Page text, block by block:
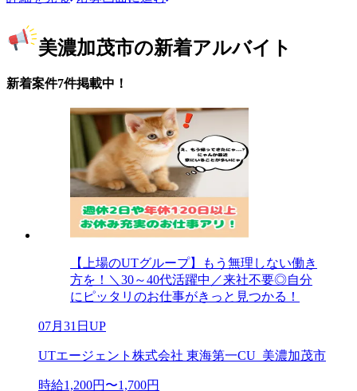
美濃加茂市の新着アルバイト
新着案件7件掲載中！
【上場のUTグループ】もう無理しない働き
方を！＼30～40代活躍中／来社不要◎自分
にピッタリのお仕事がきっと見つかる！
07月31日UP
UTエージェント株式会社 東海第一CU_美濃加茂市
時給1,200円〜1,700円